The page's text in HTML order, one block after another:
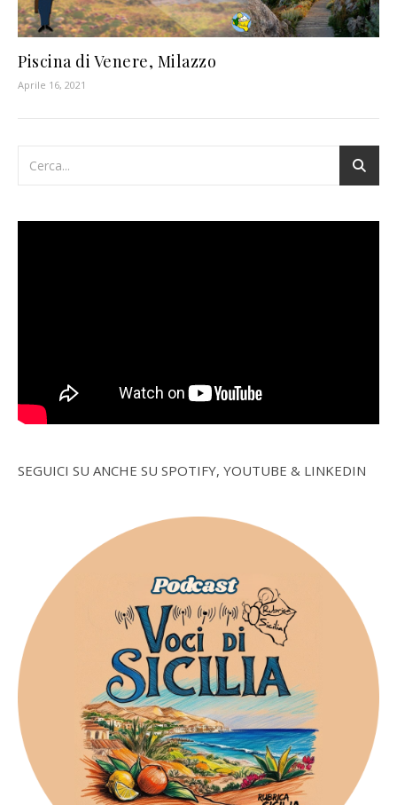
Piscina di Venere, Milazzo
Aprile 16, 2021
SEGUICI SU ANCHE SU SPOTIFY, YOUTUBE & LINKEDIN